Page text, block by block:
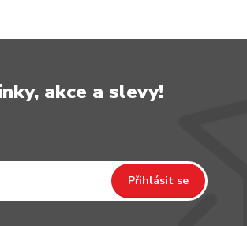
akce a slevy!
Přihlásit se